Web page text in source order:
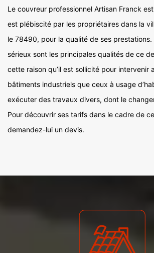
Le couvreur professionnel Artisan Franck
est plébiscité par les propriétaires dans la
le 78490, pour la qualité de ses
sérieux sont les principales qualités de ce
cette raison qu’il est sollicité pour intervenir
bâtiments industriels que ceux à usage
exécuter des travaux divers, dont le
Pour découvrir ses tarifs dans le cadre de
demandez-lui un devis.